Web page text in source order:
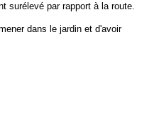
surélevé par rapport à la route.
dans le jardin et d'avoir